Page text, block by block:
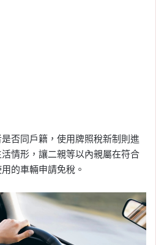
否同戶籍，使用牌照稅新制則進
情形，讓二親等以內親屬在符合
的車輛申請免稅。